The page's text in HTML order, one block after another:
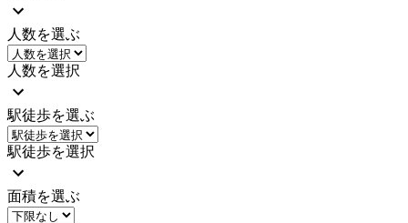
人数を選ぶ
人数を選択
駅徒歩を選ぶ
駅徒歩を選択
面積を選ぶ